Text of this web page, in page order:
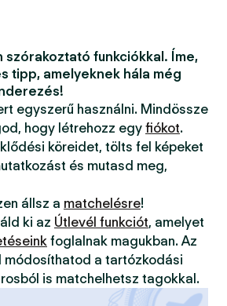
szórakoztató funkciókkal. Íme,
tipp, amelyeknek hála még
egyszerű használni. Mindössze
hogy létrehozz egy fiókot.
köreidet, tölts fel képeket
és mutasd meg,
állsz a matchelésre!
ki az Útlevél funkciót, amelyet
foglalnak magukban. Az
módosíthatod a tartózkodási
is matchelhetsz tagokkal.